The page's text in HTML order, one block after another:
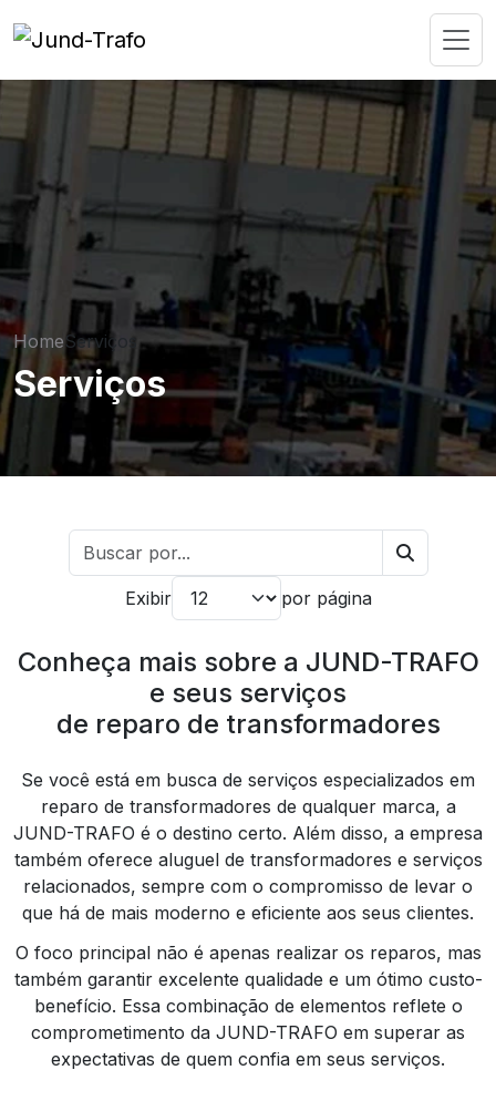
HomeServiços
Serviços
Exibir por página
Conheça mais sobre a JUND-TRAFO
e seus serviços
de reparo de transformadores
Se você está em busca de serviços especializados em
reparo de transformadores de qualquer marca, a
JUND-TRAFO é o destino certo. Além disso, a empresa
também oferece aluguel de transformadores e serviços
relacionados, sempre com o compromisso de levar o
que há de mais moderno e eficiente aos seus clientes.
O foco principal não é apenas realizar os reparos, mas
também garantir excelente qualidade e um ótimo custo-
benefício. Essa combinação de elementos reflete o
comprometimento da JUND-TRAFO em superar as
expectativas de quem confia em seus serviços.